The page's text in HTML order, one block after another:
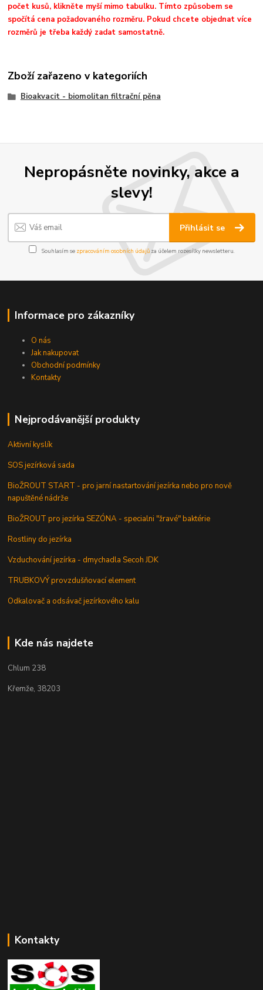
počet kusů, klikněte myší mimo tabulku. Tímto způsobem se
spočítá cena požadovaného rozměru. Pokud chcete objednat více
rozměrů je třeba každý zadat samostatně.
Zboží zařazeno v kategoriích
Bioakvacit - biomolitan filtrační pěna
Nepropásněte novinky, akce a
slevy!
Přihlásit se
Souhlasím se zpracováním osobních údajůza účelem rozesílky newsletteru.
Informace pro zákazníky
O nás
Jak nakupovat
Obchodní podmínky
Kontakty
Nejprodávanější produkty
Aktivní kyslík
SOS jezírková sada
BioŽROUT START - pro jarní nastartování jezírka nebo pro nově
napuštěné nádrže
BioŽROUT pro jezírka SEZÓNA - specialni "žravé" baktérie
Rostliny do jezírka
Vzduchování jezírka - dmychadla Secoh JDK
TRUBKOVÝ provzdušňovací element
Odkalovač a odsávač jezírkového kalu
Kde nás najdete
Chlum 238
Křemže, 38203
Kontakty